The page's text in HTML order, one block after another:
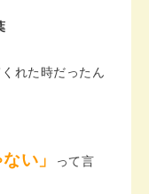
れた時だったん
い」
って言